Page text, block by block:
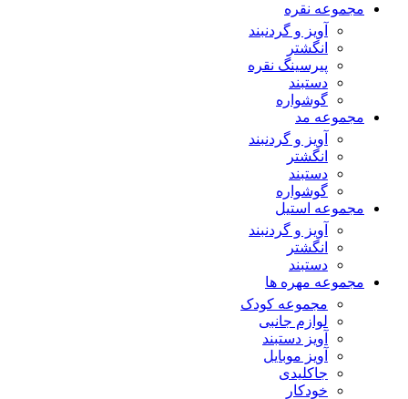
مجموعه نقره
آویز و گردنبند
انگشتر
پیرسینگ نقره
دستبند
گوشواره
مجموعه مد
آویز و گردنبند
انگشتر
دستبند
گوشواره
مجموعه استیل
آویز و گردنبند
انگشتر
دستبند
مجموعه مهره ها
مجموعه کودک
لوازم جانبی
آویز دستبند
آویز موبایل
جاکلیدی
خودکار